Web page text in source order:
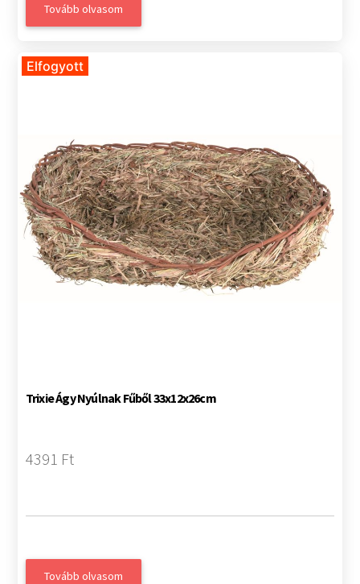
Tovább olvasom
Elfogyott
Trixie Ágy Nyúlnak Fűből 33x12x26cm
4391 Ft
Tovább olvasom